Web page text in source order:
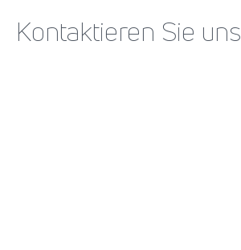
Kontaktieren Sie uns